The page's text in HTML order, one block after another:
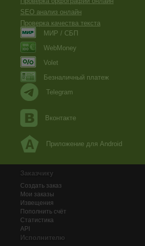
SEO анализ онлайн
Проверка качества текста
МИР / СБП
WebMoney
Volet
Безналичный платеж
Telegram
Вконтакте
Приложение для Android
Заказчику
Создать заказ
Мои заказы
Извещения
Пополнить счёт
Статистика
API
Исполнителю